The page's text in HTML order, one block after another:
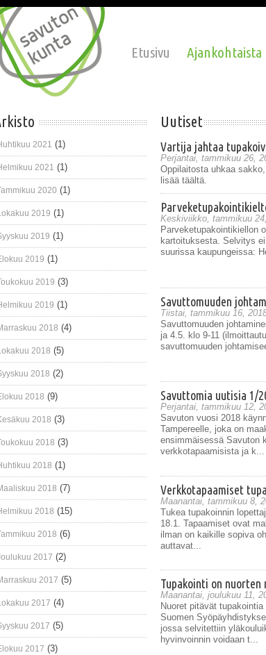
Etusivu Ajankohtaista
2021 (1)
2021 (1)
2020 (1)
2019 (1)
2019 (1)
2019 (1)
2019 (3)
2019 (1)
2018 (4)
2018 (5)
2018 (2)
2018 (9)
2018 (3)
2018 (3)
2018 (1)
2018 (7)
2018 (15)
2018 (6)
2017 (2)
2017 (5)
2017 (4)
2017 (5)
2017 (3)
Uutiset
Vartija jahtaa
Perjantai, tammikuu 26,
Oppilaitosta uhkaa
lisää täältä.
Keskiviikko, tammikuu
Parveketupakointikiellon
kartoituksesta. Selvitys
suurissa kaupungeissa:
Savuttomuuden
Tiistai, tammikuu 16,
Savuttomuuden
ja 4.5. klo 9-11
savuttomuuden
Savuttomia uutisia 1/
Perjantai, tammikuu 12,
Savuton vuosi 2018
Tampereelle, joka on
ensimmäisessä Savuton
verkkotapaamisista ja k...
Verkkotapaamiset
Maanantai, tammikuu 8,
Tukea tupakoinnin
18.1. Tapaamiset ovat
ilman on kaikille sopiva
auttavat...
Tupakointi on
Maanantai, joulukuu 11,
Nuoret pitävät
Suomen
jossa selvitettiin
hyvinvoinnin voidaan t...
Sivut